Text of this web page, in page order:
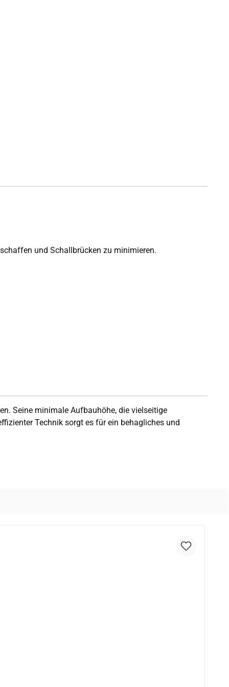
und Schallbrücken zu minimieren.
Seine minimale Aufbauhöhe, die vielseitige
Technik sorgt es für ein behagliches und